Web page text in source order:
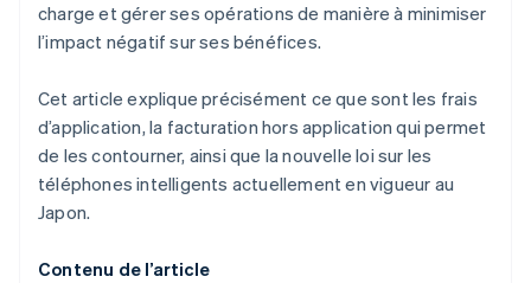
charge et gérer ses opérations de manière à minimiser
l’impact négatif sur ses bénéfices.
Cet article explique précisément ce que sont les frais
d’application, la facturation hors application qui permet
de les contourner, ainsi que la nouvelle loi sur les
téléphones intelligents actuellement en vigueur au
Japon.
Contenu de l’article